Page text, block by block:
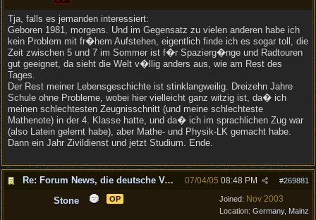
Tja, falls es jemanden interessiert:
Geboren 1981, morgens. Und im Gegensatz zu vielen anderen habe ich
kein Problem mit fr�hem Aufstehen, eigentlich finde ich es sogar toll, die
Zeit zwischen 5 und 7 im Sommer ist f�r Spazierg�nge und Radtouren
gut geeignet, da sieht die Welt v�llig anders aus, wie am Rest des
Tages.
Der Rest meiner Lebensgeschichte ist stinklangweilig. Dreizehn Jahre
Schule ohne Probleme, wobei hier vielleicht ganz witzig ist, da� ich
meinen schlechtesten Zeugnisschnitt (und meine schlechteste
Mathenote) in der 4. Klasse hatte, und da� ich im sprachlichen Zug war
(also Latein gelernt habe), aber Mathe- und Physik-LK gemacht habe.
Dann ein Jahr Zivildienst und jetzt Studium. Ende.
Re: Forum News, die deutsche Version. #269881
07/04/05 08:48 PM
Joined: Nov 2003
Location: Germany, Mainz
Stone OP